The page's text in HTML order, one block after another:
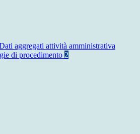
aggregati attività amministrativa
di procedimento 2